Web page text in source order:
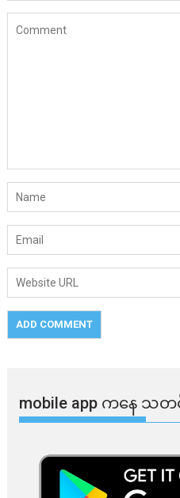
mobile app ​​ကနေ ​​သတ